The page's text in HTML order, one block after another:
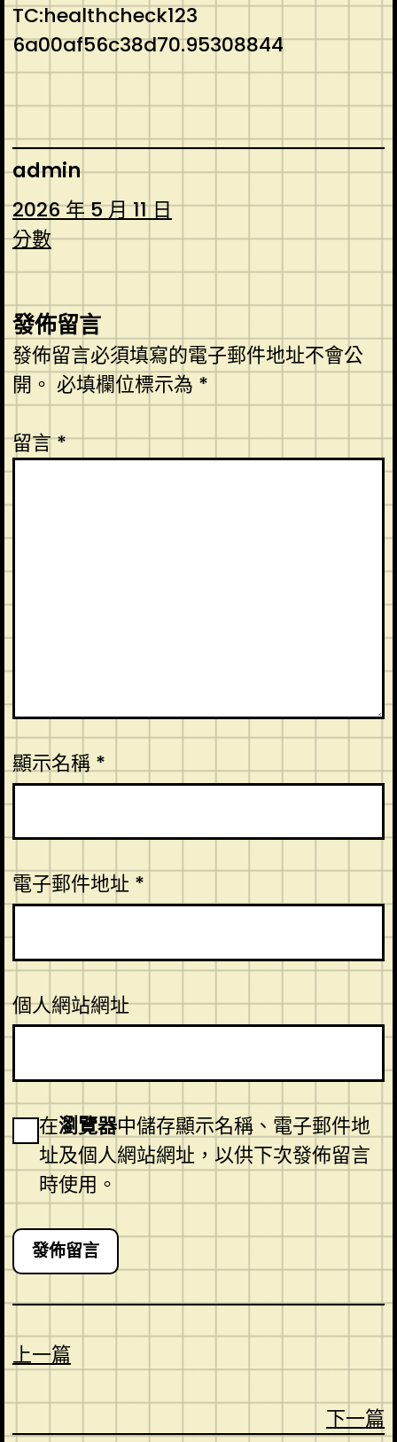
TC:healthcheck123
6a00af56c38d70.95308844
admin
2026 年 5 月 11 日
分數
發佈留言
發佈留言必須填寫的電子郵件地址不會公
開。 必填欄位標示為 *
留言*
顯示名稱*
電子郵件地址 *
個人網站網址
在瀏覽器中儲存顯示名稱、電子郵件地
址及個人網站網址，以供下次發佈留言
時使用。
上一篇
下一篇